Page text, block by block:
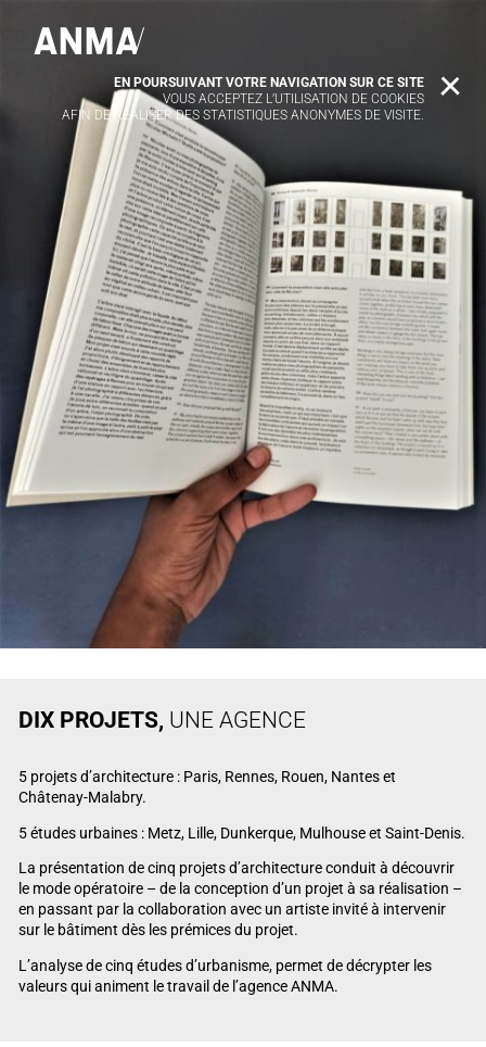
DIX PROJETS, UNE AGENCE
5 projets d’architecture : Paris, Rennes, Rouen, Nantes et
Châtenay-Malabry.
5 études urbaines : Metz, Lille, Dunkerque, Mulhouse et Saint-Denis.
La présentation de cinq projets d’architecture conduit à découvrir
le mode opératoire – de la conception d’un projet à sa réalisation –
en passant par la collaboration avec un artiste invité à intervenir
sur le bâtiment dès les prémices du projet.
L’analyse de cinq études d’urbanisme, permet de décrypter les
valeurs qui animent le travail de l’agence ANMA.
EN POURSUIVANT VOTRE NAVIGATION SUR CE SITE
VOUS ACCEPTEZ L’UTILISATION DE COOKIES
AFIN DE RÉALISER DES STATISTIQUES ANONYMES DE VISITE.
X